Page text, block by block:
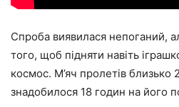
Спроба виявилася непоганий,
того, щоб підняти навіть
космос. М’яч пролетів близько
знадобилося 18 годин на його